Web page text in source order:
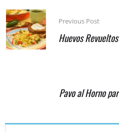
Previous Post
Huevos
Pavo al Horno